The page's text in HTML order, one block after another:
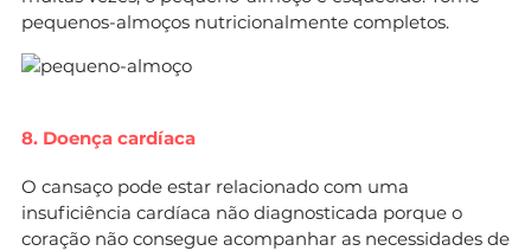
pequenos-almoços nutricionalmente completos.
8. Doença cardíaca
O cansaço pode estar relacionado com uma
insuficiência cardíaca não diagnosticada porque o
coração não consegue acompanhar as necessidades de